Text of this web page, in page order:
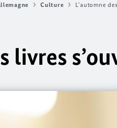
Culture L’automne
livres